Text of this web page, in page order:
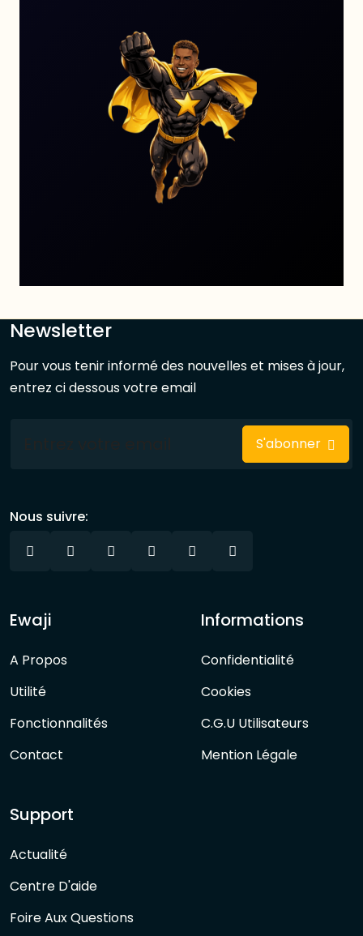
Newsletter
Pour vous tenir informé des nouvelles et mises à jour,
entrez ci dessous votre email
S'abonner
Nous suivre:
Ewaji
A Propos
Utilité
Fonctionnalités
Contact
Informations
Confidentialité
Cookies
C.G.U Utilisateurs
Mention Légale
Support
Actualité
Centre D'aide
Foire Aux Questions